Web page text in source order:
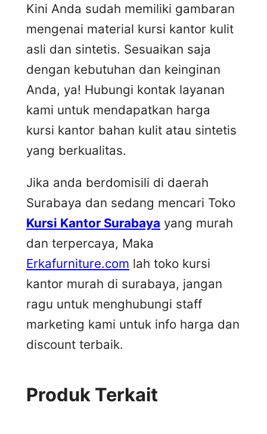
Kini Anda sudah memiliki gambaran
mengenai material kursi kantor kulit
asli dan sintetis. Sesuaikan saja
dengan kebutuhan dan keinginan
Anda, ya! Hubungi kontak layanan
kami untuk mendapatkan harga
kursi kantor bahan kulit atau sintetis
yang berkualitas.
Jika anda berdomisili di daerah
Surabaya dan sedang mencari Toko
Kursi Kantor Surabaya yang murah
dan terpercaya, Maka
Erkafurniture.com lah toko kursi
kantor murah di surabaya, jangan
ragu untuk menghubungi staff
marketing kami untuk info harga dan
discount terbaik.
Produk Terkait